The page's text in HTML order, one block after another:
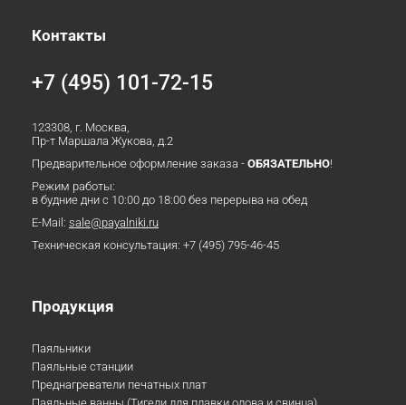
Контакты
+7 (495) 101-72-15
123308, г. Москва,
Пр-т Маршала Жукова, д.2
Предварительное оформление заказа - ОБЯЗАТЕЛЬНО!
Режим работы:
в будние дни с 10:00 до 18:00 без перерыва на обед
E-Mail: sale@payalniki.ru
Техническая консультация: +7 (495) 795-46-45
Продукция
Паяльники
Паяльные станции
Преднагреватели печатных плат